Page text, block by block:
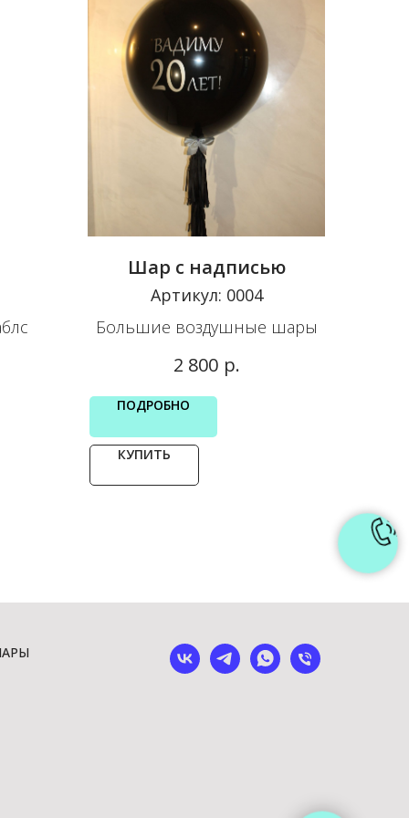
Шар с надписью
Артикул: 0004
Большие воздушные шары
2 800 р.
ПОДРОБНО
КУПИТЬ